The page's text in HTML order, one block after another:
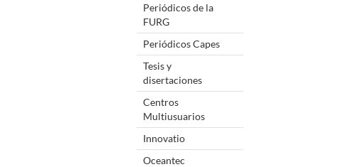
Periódicos de la
FURG
Periódicos Capes
Tesis y
disertaciones
Centros
Multiusuarios
Innovatio
Oceantec